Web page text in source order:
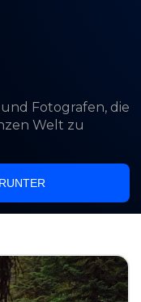
Fotografen, die
Welt zu